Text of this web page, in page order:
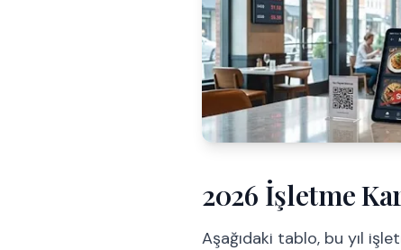
2026 İşletme
Aşağıdaki tablo, bu yıl